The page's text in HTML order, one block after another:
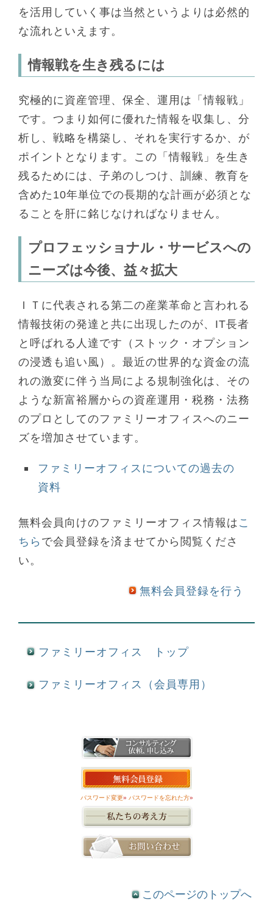
を活用していく事は当然というよりは必然的
な流れといえます。
情報戦を生き残るには
究極的に資産管理、保全、運用は「情報戦」
です。つまり如何に優れた情報を収集し、分
析し、戦略を構築し、それを実行するか、が
ポイントとなります。この「情報戦」を生き
残るためには、子弟のしつけ、訓練、教育を
含めた10年単位での長期的な計画が必須とな
ることを肝に銘じなければなりません。
プロフェッショナル・サービスへの
ニーズは今後、益々拡大
ＩＴに代表される第二の産業革命と言われる
情報技術の発達と共に出現したのが、IT長者
と呼ばれる人達です（ストック・オプション
の浸透も追い風）。最近の世界的な資金の流
れの激変に伴う当局による規制強化は、その
ような新富裕層からの資産運用・税務・法務
のプロとしてのファミリーオフィスへのニー
ズを増加させています。
ファミリーオフィスについての過去の
資料
無料会員向けのファミリーオフィス情報はこ
ちら で会員登録を済ませてから閲覧くださ
い。
無料会員登録を行う
ファミリーオフィス トップ
ファミリーオフィス（会員専用）
パスワード変更» パスワードを忘れた方»
このページのトップへ